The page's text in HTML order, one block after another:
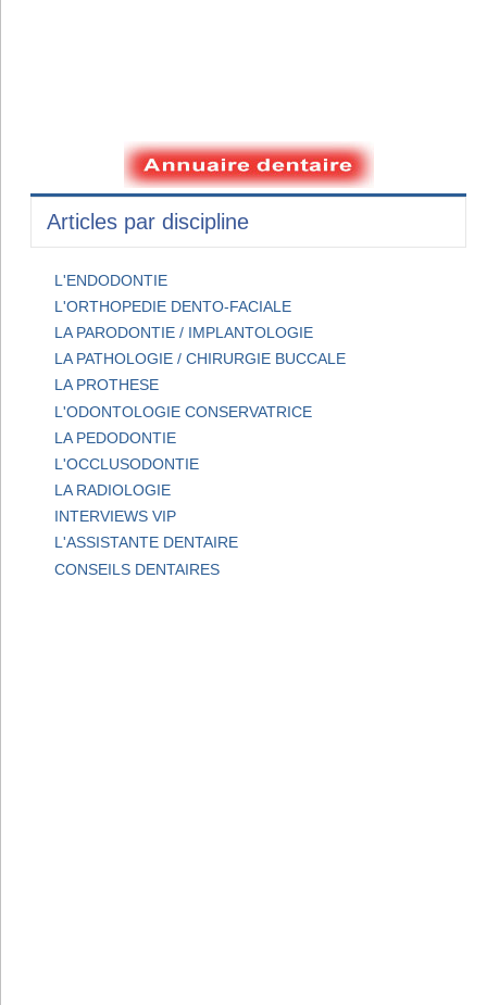
Articles par discipline
L'ENDODONTIE
L'ORTHOPEDIE DENTO-FACIALE
LA PARODONTIE / IMPLANTOLOGIE
LA PATHOLOGIE / CHIRURGIE BUCCALE
LA PROTHESE
L'ODONTOLOGIE CONSERVATRICE
LA PEDODONTIE
L'OCCLUSODONTIE
LA RADIOLOGIE
INTERVIEWS VIP
L'ASSISTANTE DENTAIRE
CONSEILS DENTAIRES